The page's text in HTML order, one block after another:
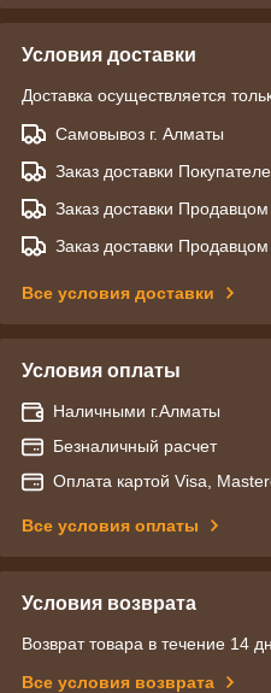
Условия доставки
Доставка осуществляется
Самовывоз г. Алматы
Заказ доставки
Заказ доставки
Заказ доставки
Все условия доставки
Условия оплаты
Наличными г.Алматы
Безналичный расчет
Оплата картой Visa,
Все условия оплаты
Условия возврата
Возврат товара в течение 14
Все условия возврата